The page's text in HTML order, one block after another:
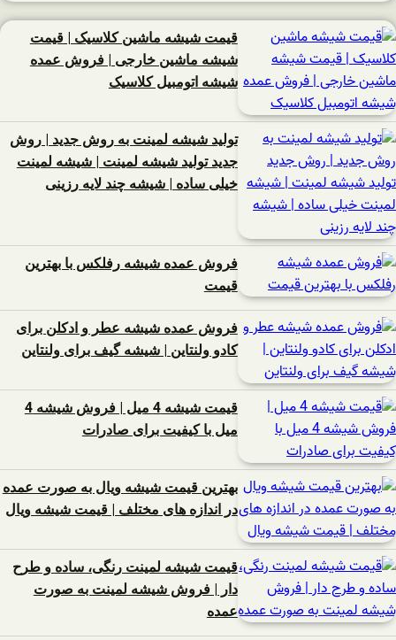
قیمت شیشه ماشین کلاسیک | قیمت
شیشه ماشین خارجی | فروش عمده
شیشه اتومبیل کلاسیک
تولید شیشه لمینت به روش جدید | روش
جدید تولید شیشه لمینت | شیشه لمینت
خیلی ساده | شیشه چند لایه رزینی
فروش عمده شیشه رفلکس با بهترین
قیمت
فروش عمده شیشه عطر و ادکلن برای
کادو ولنتاین | شیشه گیف برای ولنتاین
قیمت شیشه 4 میل | فروش شیشه 4
میل با کیفیت برای صادرات
بهترین قیمت شیشه ویال به صورت عمده
در اندازه های مختلف | قیمت شیشه ویال
قیمت شیشه لمینت رنگی، ساده و طرح
دار | فروش شیشه لمینت به صورت
عمده